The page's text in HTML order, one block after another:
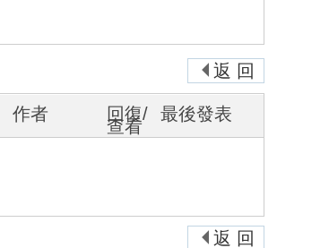
返 回
作者 回復/
查看
最後發表
返 回